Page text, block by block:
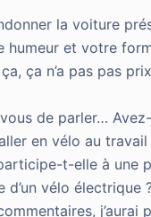
la voiture
humeur et votre
ça n’a pas pas
vous de parler…
en vélo au
t-elle à une
d’un vélo électrique
j’aurai